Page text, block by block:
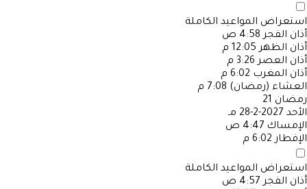
استعراض المواعيد الكاملة
أذان الفجر 4:58 ص
أذان الظهر 12:05 م
أذان العصر 3:26 م
أذان المغرب 6:02 م
العشاء (رمضان) 7:08 م
رمضان 21
الأحد 2027-2-28 مـ
الإمساك 4:47 ص
الإفطار 6:02 م
استعراض المواعيد الكاملة
أذان الفجر 4:57 ص